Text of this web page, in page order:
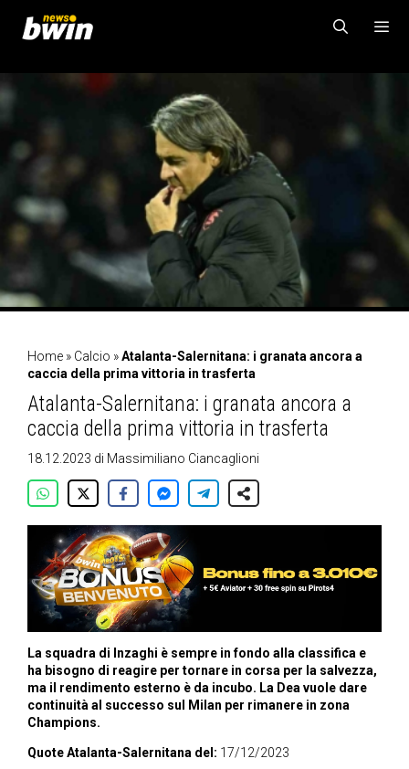
contenuto
Home » Calcio »Atalanta-Salernitana: i granata ancora a
caccia della prima vittoria in trasferta
Atalanta-Salernitana: i granata ancora a
caccia della prima vittoria in trasferta
18.12.2023 di Massimiliano Ciancaglioni
La squadra di Inzaghi è sempre in fondo alla classifica e
ha bisogno di reagire per tornare in corsa per la salvezza,
ma il rendimento esterno è da incubo. La Dea vuole dare
continuità al successo sul Milan per rimanere in zona
Champions.
Quote Atalanta-Salernitana del: 17/12/2023